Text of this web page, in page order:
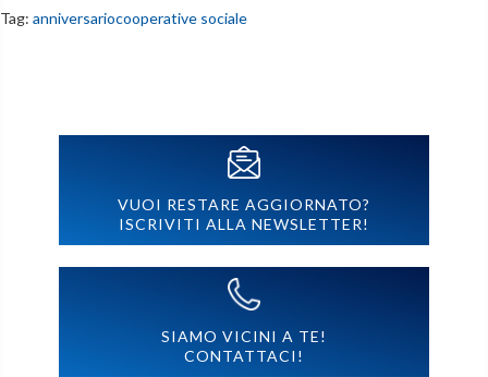
Tag: anniversariocooperative sociale
VUOI RESTARE AGGIORNATO?
ISCRIVITI ALLA NEWSLETTER!
SIAMO VICINI A TE!
CONTATTACI!